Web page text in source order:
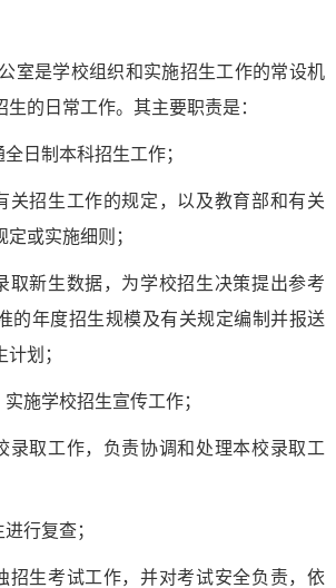
室是学校组织和实施招生工作的常设机
的日常工作。其主要职责是：
日制本科招生工作；
关招生工作的规定，以及教育部和有关
或实施细则；
取新生数据，为学校招生决策提出参考
的年度招生规模及有关规定编制并报送
划；
施学校招生宣传工作；
录取工作，负责协调和处理本校录取工
行复查；
招生考试工作，并对考试安全负责，依